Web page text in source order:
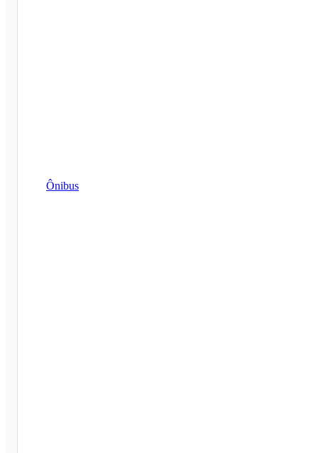
Ônibus